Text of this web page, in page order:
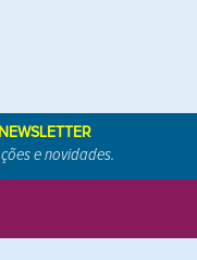
e novidades.